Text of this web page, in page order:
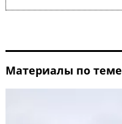
Материалы по теме